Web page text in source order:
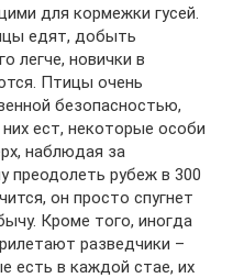
для кормежки гусей.
едят, добыть
легче, новички в
Птицы очень
безопасностью,
ест, некоторые особи
наблюдая за
преодолеть рубеж в 300
он просто спугнет
Кроме того, иногда
разведчики –
есть в каждой стае, их